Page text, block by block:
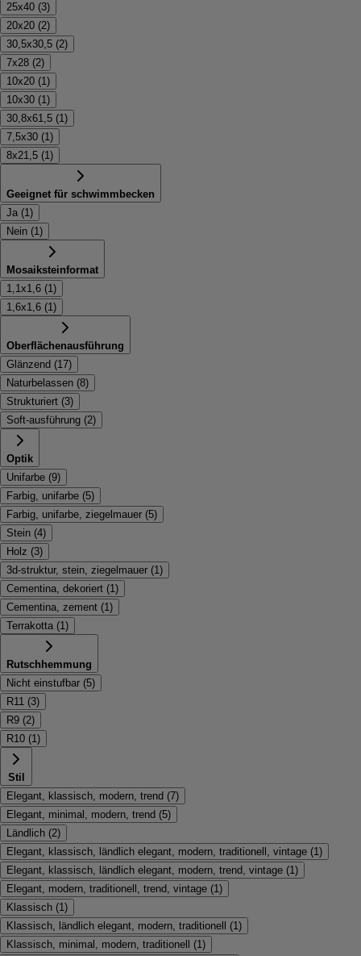
25x40 (3)
20x20 (2)
30,5x30,5 (2)
7x28 (2)
10x20 (1)
10x30 (1)
30,8x61,5 (1)
7,5x30 (1)
8x21,5 (1)
Geeignet für schwimmbecken
Ja (1)
Nein (1)
Mosaiksteinformat
1,1x1,6 (1)
1,6x1,6 (1)
Oberflächenausführung
Glänzend (17)
Naturbelassen (8)
Strukturiert (3)
Soft-ausführung (2)
Optik
Unifarbe (9)
Farbig, unifarbe (5)
Farbig, unifarbe, ziegelmauer (5)
Stein (4)
Holz (3)
3d-struktur, stein, ziegelmauer (1)
Cementina, dekoriert (1)
Cementina, zement (1)
Terrakotta (1)
Rutschhemmung
Nicht einstufbar (5)
R11 (3)
R9 (2)
R10 (1)
Stil
Elegant, klassisch, modern, trend (7)
Elegant, minimal, modern, trend (5)
Ländlich (2)
Elegant, klassisch, ländlich elegant, modern, traditionell, vintage (1)
Elegant, klassisch, ländlich elegant, modern, trend, vintage (1)
Elegant, modern, traditionell, trend, vintage (1)
Klassisch (1)
Klassisch, ländlich elegant, modern, traditionell
(1)
Klassisch, minimal, modern, traditionell
(1)